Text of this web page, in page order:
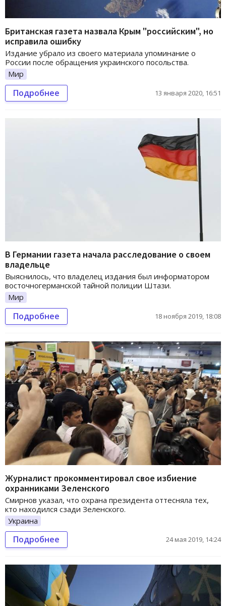
Британская газета назвала Крым "российским", но
исправила ошибку
Издание убрало из своего материала упоминание о
России после обращения украинского посольства.
Мир
Подробнее 13 января 2020, 16:51
В Германии газета начала расследование о своем
владельце
Выяснилось, что владелец издания был информатором
восточногерманской тайной полиции Штази.
Мир
Подробнее 18 ноября 2019, 18:08
Журналист прокомментировал свое избиение
охранниками Зеленского
Смирнов указал, что охрана президента оттесняла тех,
кто находился сзади Зеленского.
Украина
Подробнее 24 мая 2019, 14:24